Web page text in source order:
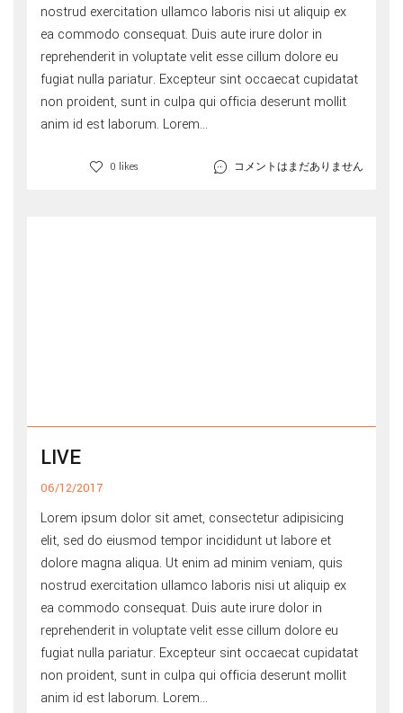
nostrud exercitation ullamco laboris nisi ut aliquip ex
ea commodo consequat. Duis aute irure dolor in
reprehenderit in voluptate velit esse cillum dolore eu
fugiat nulla pariatur. Excepteur sint occaecat cupidatat
non proident, sunt in culpa qui officia deserunt mollit
anim id est laborum. Lorem...
0 likes コメントはまだありません
LIVE
06/12/2017
Lorem ipsum dolor sit amet, consectetur adipisicing
elit, sed do eiusmod tempor incididunt ut labore et
dolore magna aliqua. Ut enim ad minim veniam, quis
nostrud exercitation ullamco laboris nisi ut aliquip ex
ea commodo consequat. Duis aute irure dolor in
reprehenderit in voluptate velit esse cillum dolore eu
fugiat nulla pariatur. Excepteur sint occaecat cupidatat
non proident, sunt in culpa qui officia deserunt mollit
anim id est laborum. Lorem...